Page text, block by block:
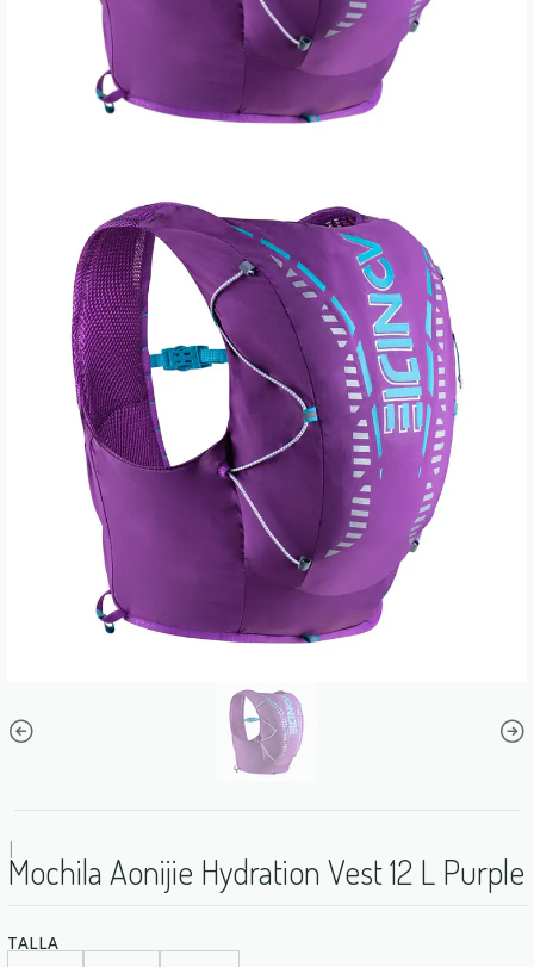
|
Mochila Aonijie Hydration Vest 12 L Purple
TALLA